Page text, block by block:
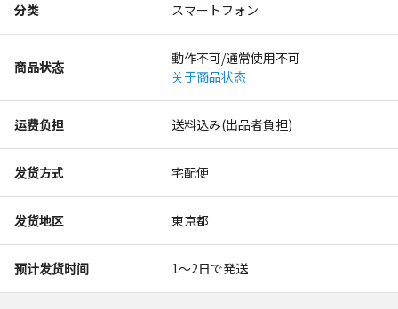
分类 スマートフォン
商品状态
動作不可/通常使用不可
关于商品状态
运费负担 送料込み(出品者負担)
发货方式 宅配便
发货地区 東京都
预计发货时间 1〜2日で発送